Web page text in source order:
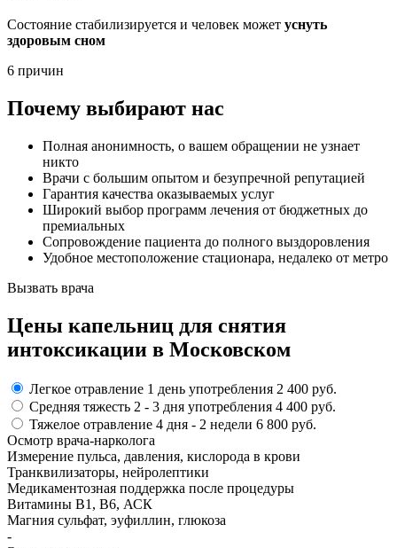
Состояние стабилизируется и человек может уснуть
здоровым сном
6 причин
Почему выбирают нас
Полная анонимность, о вашем обращении не узнает
никто
Врачи с большим опытом и безупречной репутацией
Гарантия качества оказываемых услуг
Широкий выбор программ лечения от бюджетных до
премиальных
Сопровождение пациента до полного выздоровления
Удобное местоположение стационара, недалеко от метро
Вызвать врача
Цены капельниц для снятия
интоксикации в Московском
Легкое отравление 1 день употребления 2 400 руб.
Средняя тяжесть 2 - 3 дня употребления 4 400 руб.
Тяжелое отравление 4 дня - 2 недели 6 800 руб.
Осмотр врача-нарколога
Измерение пульса, давления, кислорода в крови
Транквилизаторы, нейролептики
Медикаментозная поддержка после процедуры
Витамины B1, B6, АСК
Магния сульфат, эуфиллин, глюкоза
-